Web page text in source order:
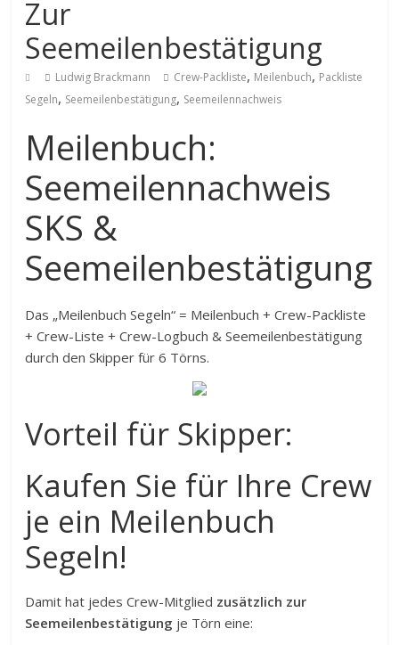
Zur
Seemeilenbestätigung
Ludwig Brackmann Crew-Packliste, Meilenbuch, Packliste
Segeln, Seemeilenbestätigung, Seemeilennachweis
Meilenbuch:
Seemeilennachweis
SKS &
Seemeilenbestätigung
Das „Meilenbuch Segeln“ = Meilenbuch + Crew-Packliste
+ Crew-Liste + Crew-Logbuch & Seemeilenbestätigung
durch den Skipper für 6 Törns.
Vorteil für Skipper:
Kaufen Sie für Ihre Crew
je ein Meilenbuch
Segeln!
Damit hat jedes Crew-Mitglied zusätzlich zur
Seemeilenbestätigung je Törn eine: